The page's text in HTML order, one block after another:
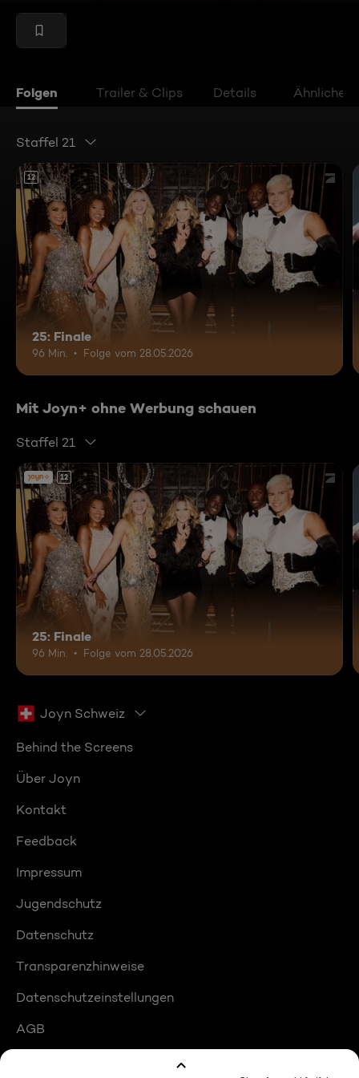
Folgen Trailer & Clips Details Ähnliche
Staffel 21
12
25: Finale
96 Min. Folge vom 28.05.2026
Mit Joyn+ ohne Werbung schauen
Staffel 21
12
25: Finale
96 Min. Folge vom 28.05.2026
Joyn Schweiz
Behind the Screens
Über Joyn
Kontakt
Feedback
Impressum
Jugendschutz
Datenschutz
Transparenzhinweise
Datenschutzeinstellungen
AGB